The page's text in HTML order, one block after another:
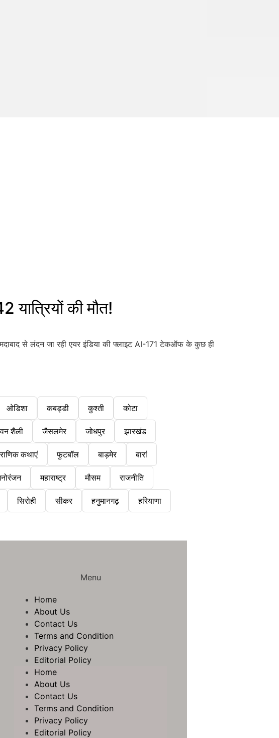
की मौत!
से लंदन जा रही एयर इंडिया की फ्लाइट AI-171 टेकऑफ के कुछ ही
ओडिशा कबड्डी कुश्ती कोटा
शैली जैसलमेर जोधपुर झारखंड
कथाएं फुटबॉल बाड़मेर बारां
महाराष्ट्र मौसम राजनीति
सिरोही सीकर हनुमानगढ़ हरियाणा
Menu
Home
About Us
Contact Us
Terms and Condition
Privacy Policy
Editorial Policy
Home
About Us
Contact Us
Terms and Condition
Privacy Policy
Editorial Policy